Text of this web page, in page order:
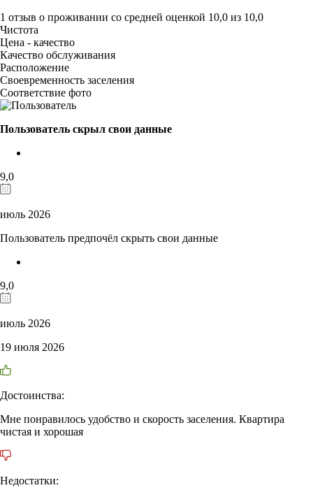
1 отзыв о проживании со средней оценкой 10,0 из 10,0
Чистота
Цена - качество
Качество обслуживания
Расположение
Своевременность заселения
Соответствие фото
Пользователь скрыл свои данные
9,0
июль 2026
Пользователь предпочёл скрыть свои данные
9,0
июль 2026
19 июля 2026
Достоинства:
Мне понравилось удобство и скорость заселения. Квартира
чистая и хорошая
Недостатки: